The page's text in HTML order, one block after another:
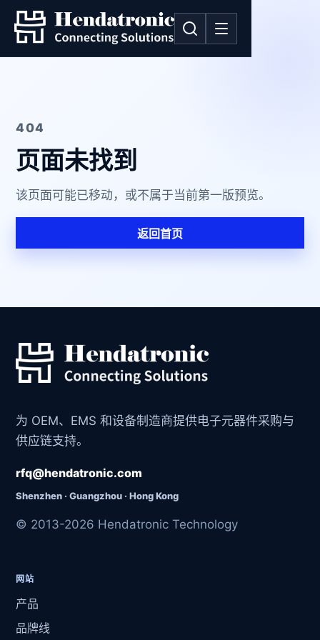
404
页面未找到
该页面可能已移动，或不属于当前第一版预览。
返回首页
为 OEM、EMS 和设备制造商提供电子元器件采购与
供应链支持。
rfq@hendatronic.com
Shenzhen · Guangzhou · Hong Kong
© 2013-2026 Hendatronic Technology
网站
产品
品牌线